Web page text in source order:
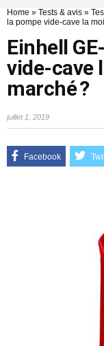
Home » Tests & avis »
la pompe vide-cave la
Einhell
vide-cave
marché ?
juillet 1, 2019